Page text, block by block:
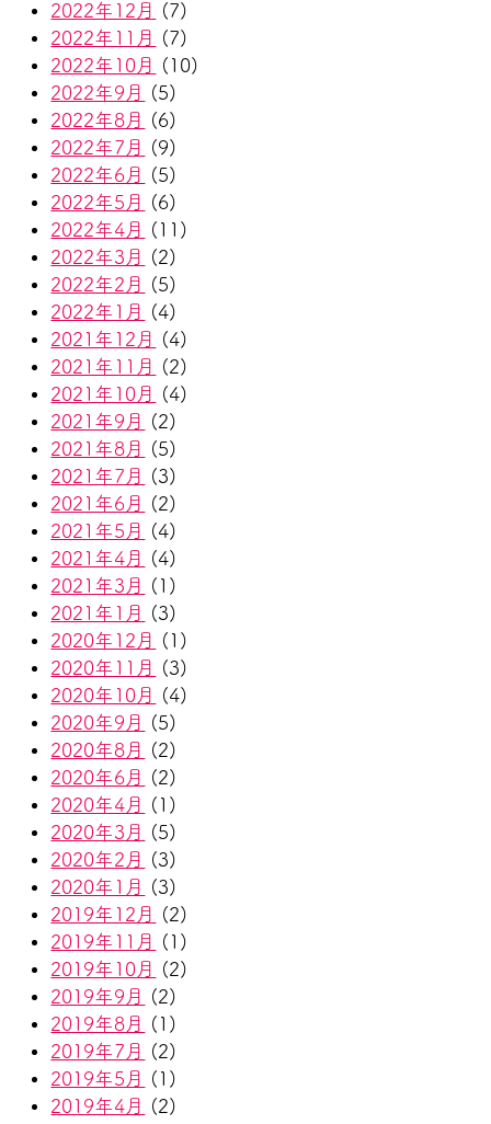
2022年12月
(7)
2022年11月
(7)
2022年10月
(10)
2022年9月
(5)
2022年8月
(6)
2022年7月
(9)
2022年6月
(5)
2022年5月
(6)
2022年4月
(11)
2022年3月
(2)
2022年2月
(5)
2022年1月
(4)
2021年12月
(4)
2021年11月
(2)
2021年10月
(4)
2021年9月
(2)
2021年8月
(5)
2021年7月
(3)
2021年6月
(2)
2021年5月
(4)
2021年4月
(4)
2021年3月
(1)
2021年1月
(3)
2020年12月
(1)
2020年11月
(3)
2020年10月
(4)
2020年9月
(5)
2020年8月
(2)
2020年6月
(2)
2020年4月
(1)
2020年3月
(5)
2020年2月
(3)
2020年1月
(3)
2019年12月
(2)
2019年11月
(1)
2019年10月
(2)
2019年9月
(2)
2019年8月
(1)
2019年7月
(2)
2019年5月
(1)
2019年4月
(2)